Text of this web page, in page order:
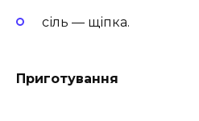
сіль — щіпка.
Приготування